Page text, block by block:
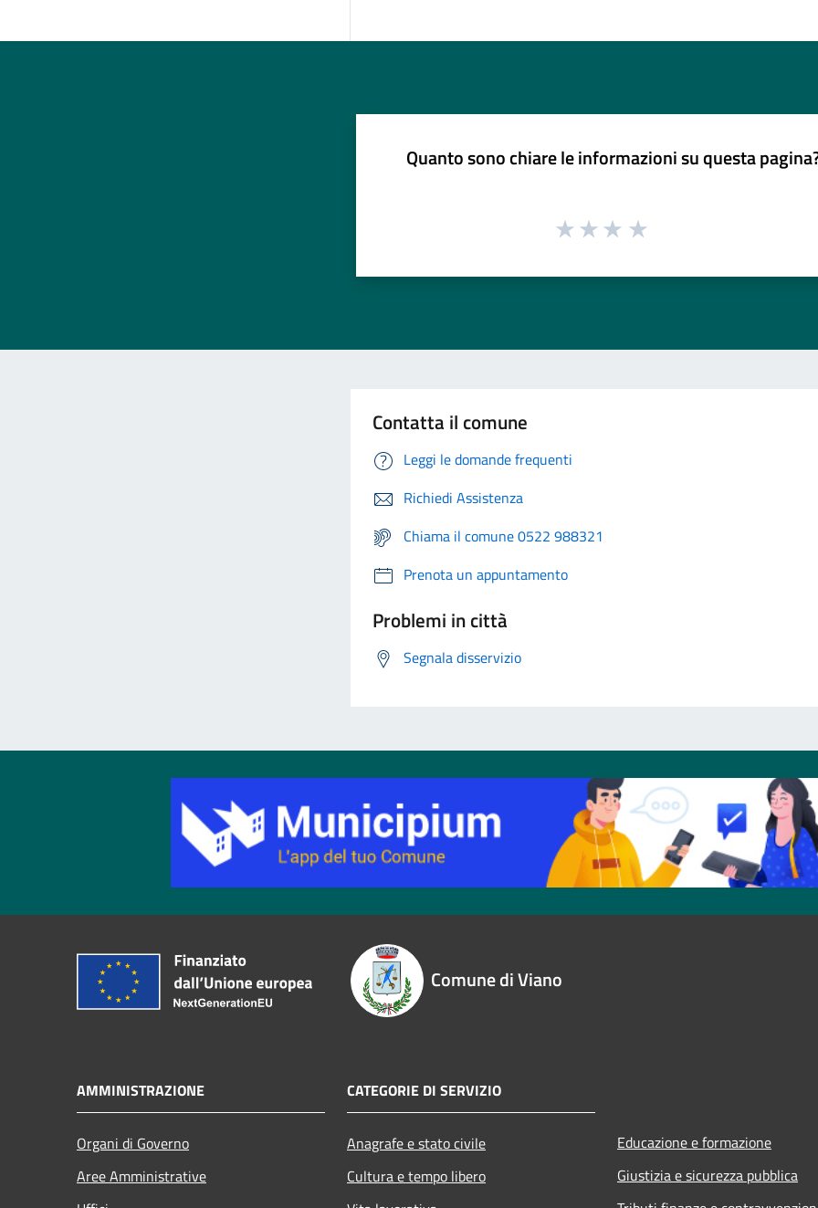
Quanto sono chiare le informazioni su questa
Contatta il comune
Leggi le domande frequenti
Richiedi Assistenza
Chiama il comune 0522 988321
Prenota un appuntamento
Problemi in città
Segnala disservizio
Comune di Viano
AMMINISTRAZIONE
Organi di Governo
Aree Amministrative
CATEGORIE DI SERVIZIO
Anagrafe e stato civile
Cultura e tempo libero
Educazione e formazione
Giustizia e sicurezza pubblica